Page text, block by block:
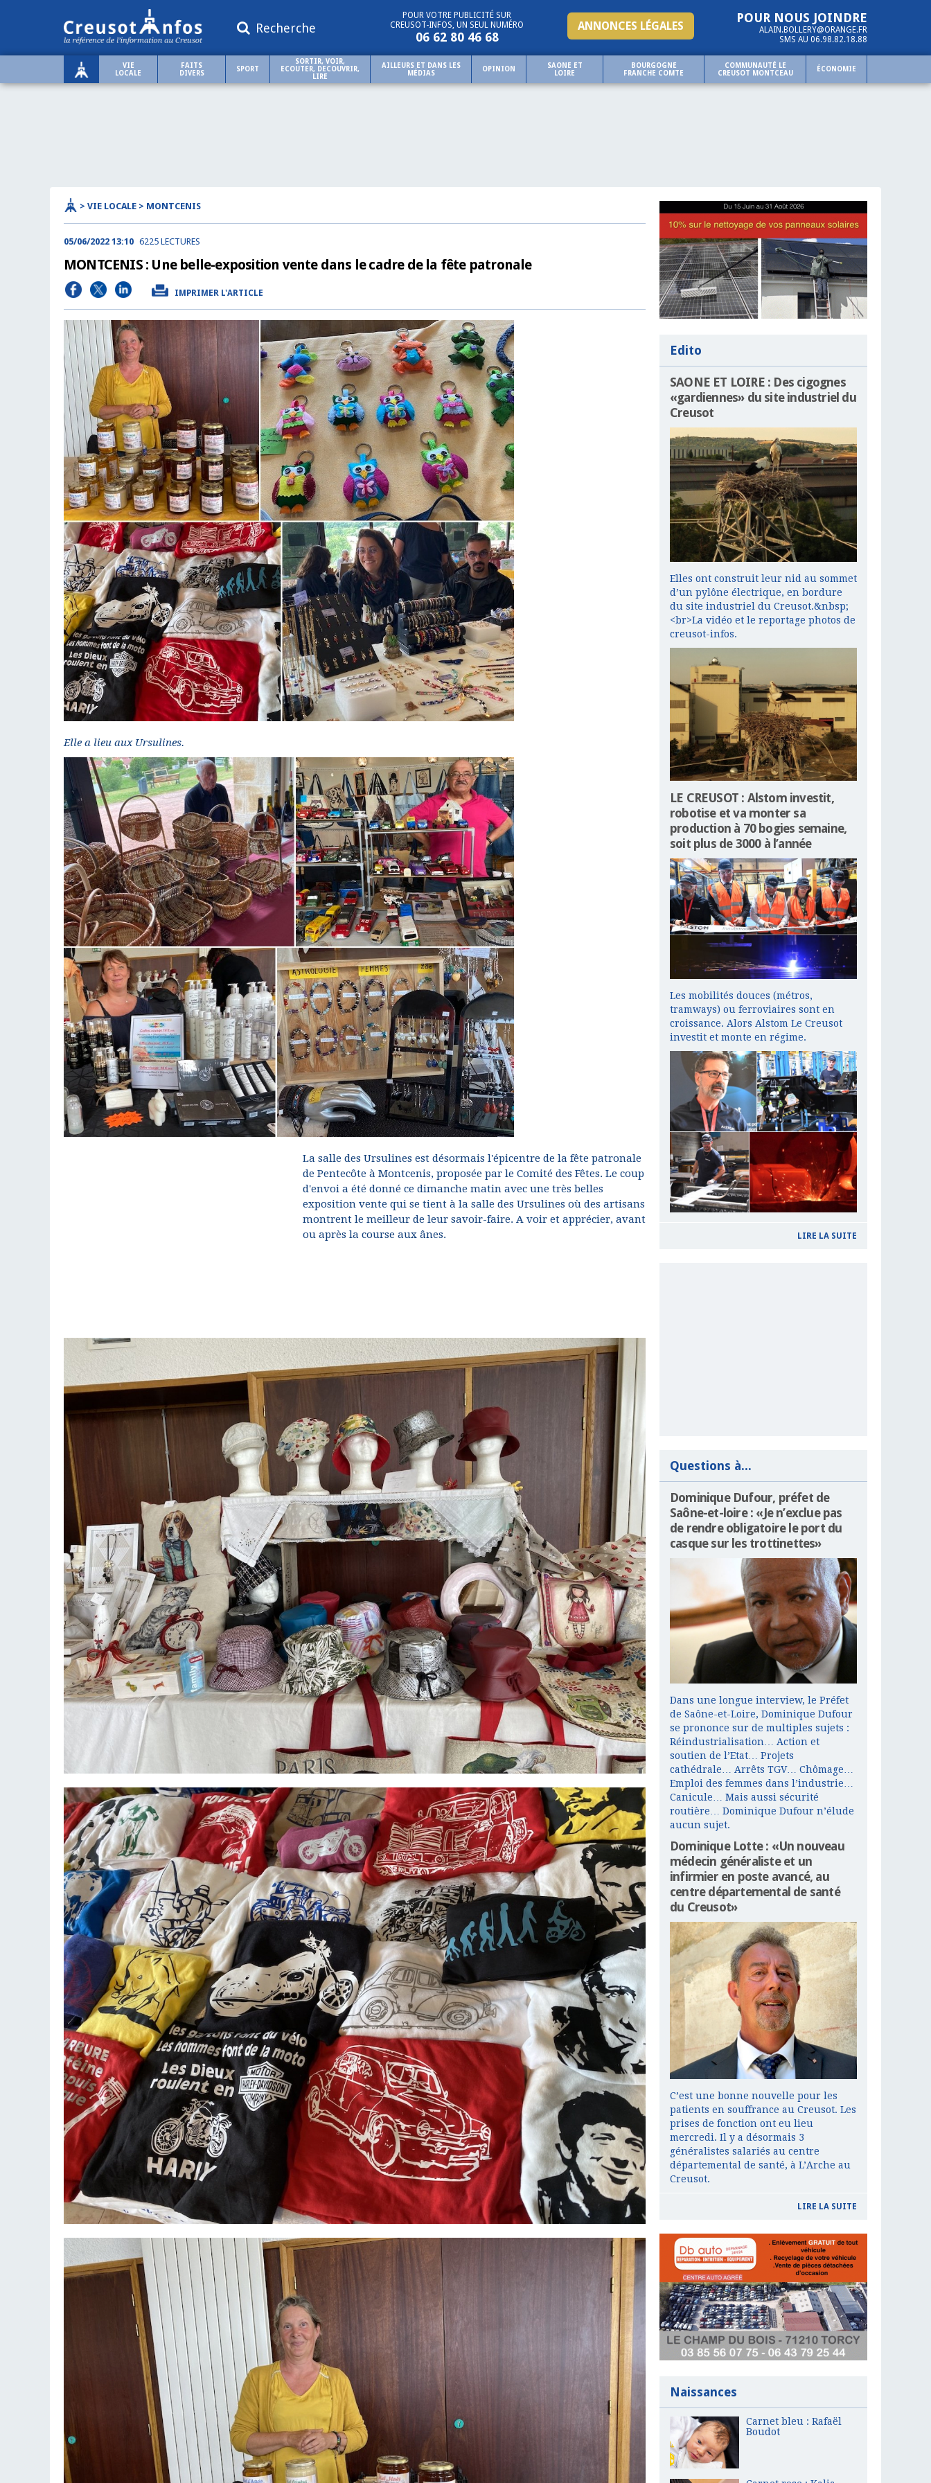
Recherche
POUR NOUS JOINDRE
ALAIN.BOLLERY@ORANGE.FR
SMS AU 06.98.82.18.88
ANNONCES LÉGALES
POUR VOTRE PUBLICITÉ SUR
CREUSOT-INFOS, UN SEUL NUMÉRO
06 62 80 46 68
VIE
LOCALE
FAITS
DIVERS
SPORT
SORTIR, VOIR,
ECOUTER, DECOUVRIR,
LIRE
AILLEURS ET DANS LES
MÉDIAS
OPINION
SAONE ET
LOIRE
BOURGOGNE
FRANCHE COMTE
COMMUNAUTÉ LE
CREUSOT MONTCEAU
ÉCONOMIE
> VIE LOCALE > MONTCENIS
05/06/2022 13:10 6225 LECTURES
MONTCENIS : Une belle-exposition vente dans le cadre de la fête patronale
IMPRIMER L'ARTICLE
Elle a lieu aux Ursulines.
La salle des Ursulines est désormais l'épicentre de la fête patronale
de Pentecôte à Montcenis, proposée par le Comité des Fêtes. Le coup
d'envoi a été donné ce dimanche matin avec une très belles
exposition vente qui se tient à la salle des Ursulines où des artisans
montrent le meilleur de leur savoir-faire. A voir et apprécier, avant
ou après la course aux ânes.
Edito
SAONE ET LOIRE : Des cigognes
«gardiennes» du site industriel du
Creusot
Elles ont construit leur nid au sommet
d’un pylône électrique, en bordure
du site industriel du Creusot.&nbsp;
<br>La vidéo et le reportage photos de
creusot-infos.
LE CREUSOT : Alstom investit,
robotise et va monter sa
production à 70 bogies semaine,
soit plus de 3000 à l’année
Les mobilités douces (métros,
tramways) ou ferroviaires sont en
croissance. Alors Alstom Le Creusot
investit et monte en régime.
LIRE LA SUITE
Questions à...
Dominique Dufour, préfet de
Saône-et-loire : «Je n’exclue pas
de rendre obligatoire le port du
casque sur les trottinettes»
Dans une longue interview, le Préfet
de Saône-et-Loire, Dominique Dufour
se prononce sur de multiples sujets :
Réindustrialisation… Action et
soutien de l’Etat… Projets
cathédrale… Arrêts TGV… Chômage…
Emploi des femmes dans l’industrie…
Canicule… Mais aussi sécurité
routière… Dominique Dufour n’élude
aucun sujet.
Dominique Lotte : «Un nouveau
médecin généraliste et un
infirmier en poste avancé, au
centre départemental de santé
du Creusot»
C’est une bonne nouvelle pour les
patients en souffrance au Creusot. Les
prises de fonction ont eu lieu
mercredi. Il y a désormais 3
généralistes salariés au centre
départemental de santé, à L’Arche au
Creusot.
LIRE LA SUITE
Naissances
Carnet bleu : Rafaël
Boudot